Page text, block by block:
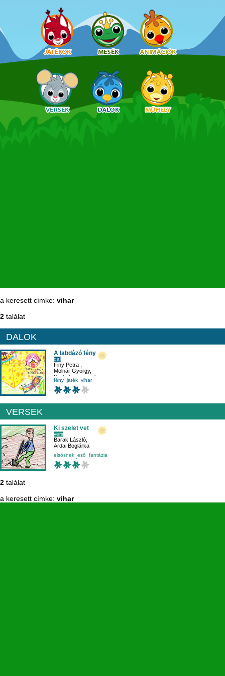
a keresett címke: vihar
2 találat
DALOK
A labdázó fény
dal
Finy Petra
Molnár György,
Sajtkukacz zenekar
fény játék vihar
VERSEK
Ki szelet vet
vers
Barak László
Ardai Boglárka
elsősnek eső fantázia
fogalmazás
2 találat
a keresett címke: vihar